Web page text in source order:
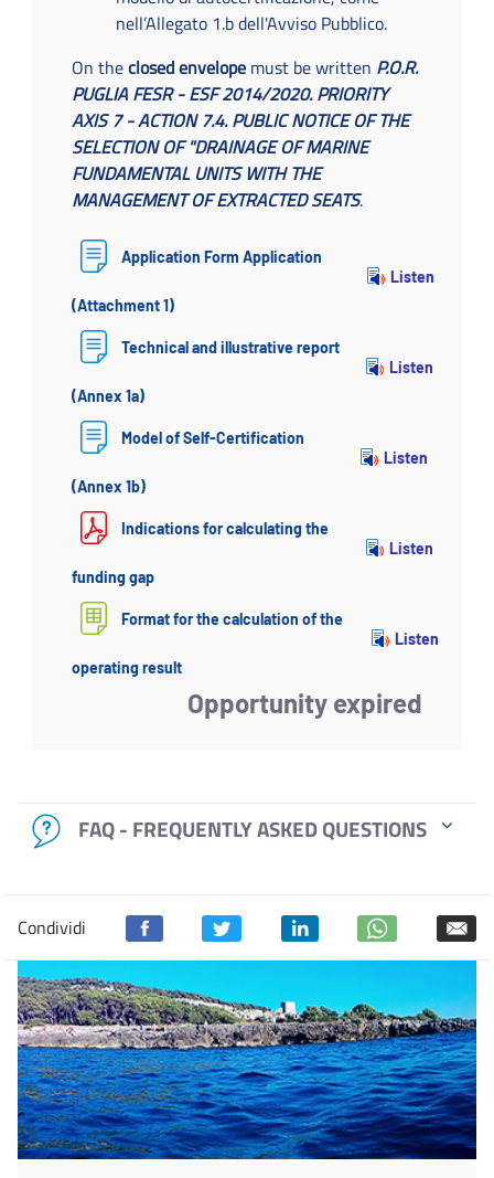
nell’Allegato 1.b dell'Avviso Pubblico.
On theclosed envelope must be written P.O.R.
PUGLIA FESR - ESF 2014/2020. PRIORITY
AXIS 7 - ACTION 7.4. PUBLIC NOTICE OF THE
SELECTION OF "DRAINAGE OF MARINE
FUNDAMENTAL UNITS WITH THE
MANAGEMENT OF EXTRACTED SEATS.
Application Form Application
(Attachment 1)
Listen
Technical and illustrative report
(Annex 1a)
Listen
Model of Self-Certification
(Annex 1b)
Listen
Indications for calculating the
funding gap
Listen
Format for the calculation of the
operating result
Listen
Opportunity expired
FAQ - FREQUENTLY ASKED QUESTIONS
Condividi